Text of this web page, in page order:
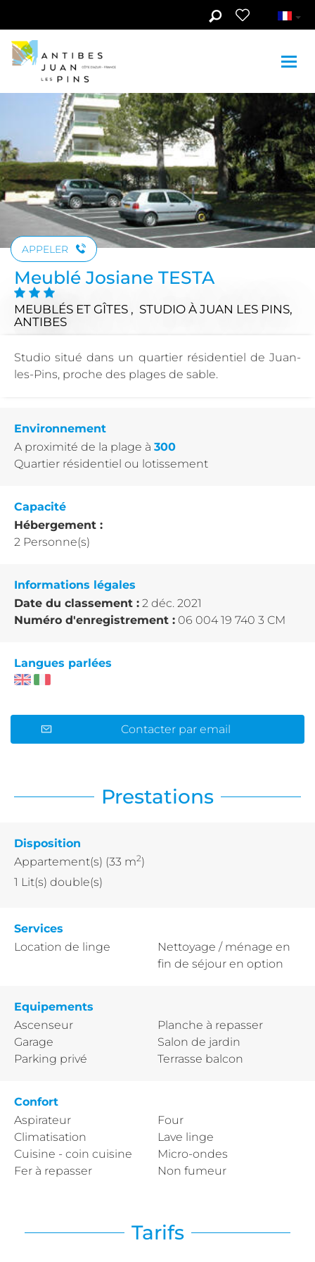
Voir les photos (2)
APPELER
Meublé Josiane TESTA
MEUBLÉS ET GÎTES , STUDIO À JUAN LES PINS,
ANTIBES
Studio situé dans un quartier résidentiel de Juan-
les-Pins, proche des plages de sable.
Environnement
A proximité de la plage à 300
Quartier résidentiel ou lotissement
Capacité
Hébergement :
2 Personne(s)
Informations légales
Date du classement : 2 déc. 2021
Numéro d'enregistrement : 06 004 19 740 3 CM
Langues parlées
Contacter par email
Prestations
Disposition
Appartement(s) (33 m2)
1 Lit(s) double(s)
Services
Location de linge
Nettoyage / ménage en
fin de séjour en option
Equipements
Ascenseur
Garage
Parking privé
Planche à repasser
Salon de jardin
Terrasse balcon
Confort
Aspirateur
Climatisation
Cuisine - coin cuisine
Fer à repasser
Four
Lave linge
Micro-ondes
Non fumeur
Tarifs